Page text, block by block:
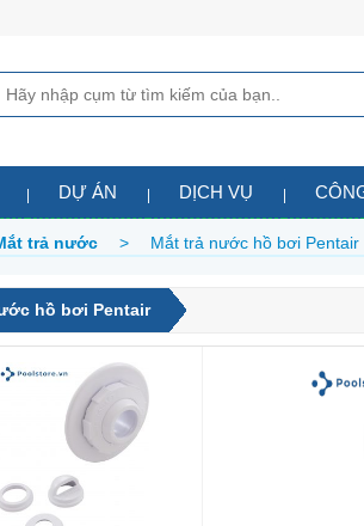
DỰ ÁN DỊCH VỤ
trả nước > Mắt trả nước hồ bơi Pentair
hồ bơi Pentair